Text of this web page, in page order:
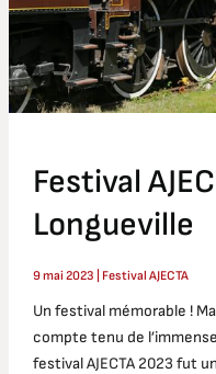
Festival
Longueville
9 mai 2023 Festival AJECTA
Un festival mémorable !
compte tenu de
festival AJECTA 2023 fut